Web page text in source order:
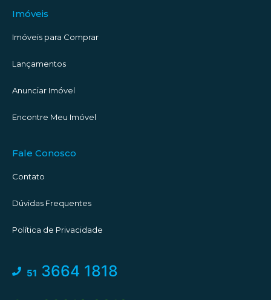
Imóveis
Imóveis para Comprar
Lançamentos
Anunciar Imóvel
Encontre Meu Imóvel
Fale Conosco
Contato
Dúvidas Frequentes
Política de Privacidade
51 3664 1818